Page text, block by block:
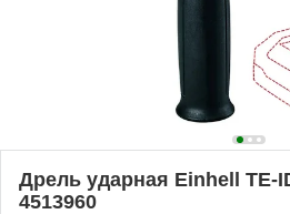
Дрель ударная Einhell TE-
4513960